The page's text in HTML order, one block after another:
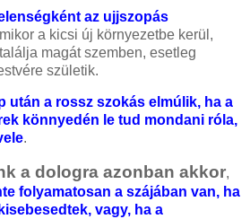
az ujjszopás
a kicsi új környezetbe kerül,
magát szemben, esetleg
születik.
után a rossz szokás elmúlik, ha a
könnyedén le tud mondani róla,
.
a dologra azonban akkor,
folyamatosan a szájában van, ha
vagy, ha a